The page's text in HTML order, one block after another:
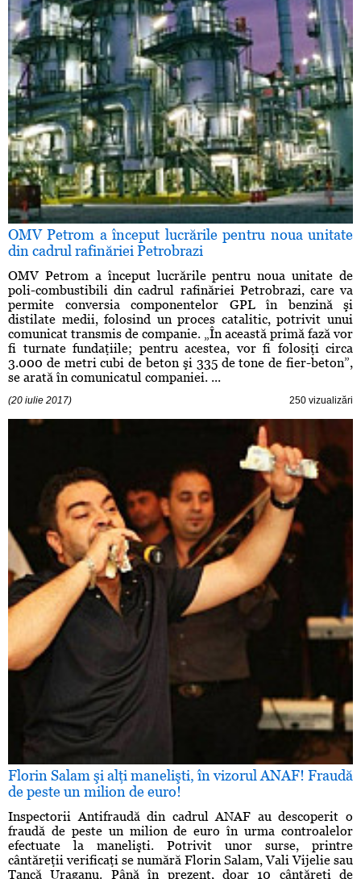
OMV Petrom a început lucrările pentru noua unitate
din cadrul rafinăriei Petrobrazi
OMV Petrom a început lucrările pentru noua unitate de
poli-combustibili din cadrul rafinăriei Petrobrazi, care va
permite conversia componentelor GPL în benzină şi
distilate medii, folosind un proces catalitic, potrivit unui
comunicat transmis de companie. „În această primă fază vor
fi turnate fundaţiile; pentru acestea, vor fi folosiţi circa
3.000 de metri cubi de beton şi 335 de tone de fier-beton”,
se arată în comunicatul companiei. ...
(20 iulie 2017) 250 vizualizări
Florin Salam şi alţi manelişti, în vizorul ANAF! Fraudă
de peste un milion de euro!
Inspectorii Antifraudă din cadrul ANAF au descoperit o
fraudă de peste un milion de euro în urma controalelor
efectuate la manelişti. Potrivit unor surse, printre
cântăreţii verificaţi se numără Florin Salam, Vali Vijelie sau
Ţancă Uraganu. Până în prezent, doar 10 cântăreţi de